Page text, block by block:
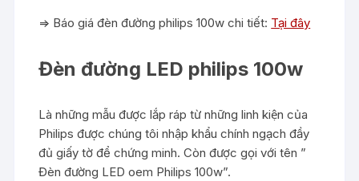
=> Báo giá đèn đường philips 100w chi tiết: Tại đây
Đèn đường LED philips 100w
Là những mẫu được lắp ráp từ những linh kiện của
Philips được chúng tôi nhập khẩu chính ngạch đầy
đủ giấy tờ để chứng minh. Còn được gọi với tên ”
Đèn đường LED oem Philips 100w”.